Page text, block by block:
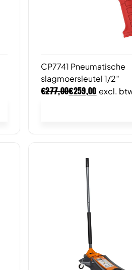
CP7741 Pneumatische
slagmoersleutel 1/2″
€277,00€259,00 excl.